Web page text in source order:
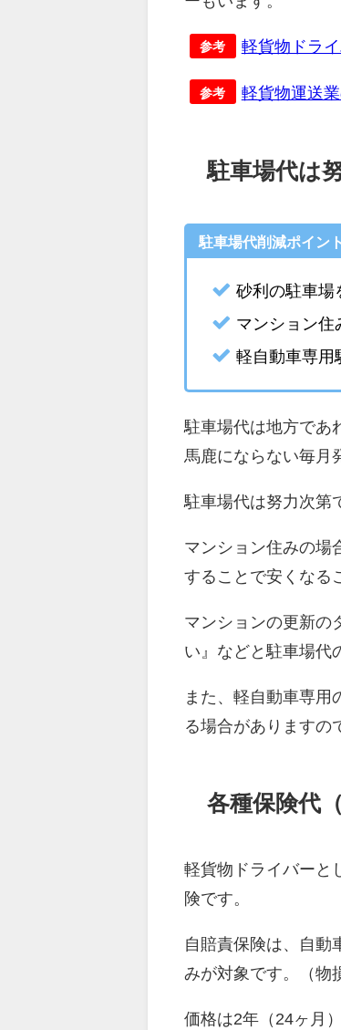
参考 軽貨物ドラ
参考 軽貨物運送
駐車場代は
駐車場代削減ポイント
砂利の駐車場
マンション住
軽自動車専用
駐車場代は地方であ
馬鹿にならない毎月
駐車場代は努力次第
マンション住みの場
することで安くなる
マンションの更新の
い』などと駐車場代
また、軽自動車専用
る場合がありますの
各種保険代
軽貨物ドライバーと
険です。
自賠責保険は、自動
みが対象です。（物
価格は2年（24ヶ月